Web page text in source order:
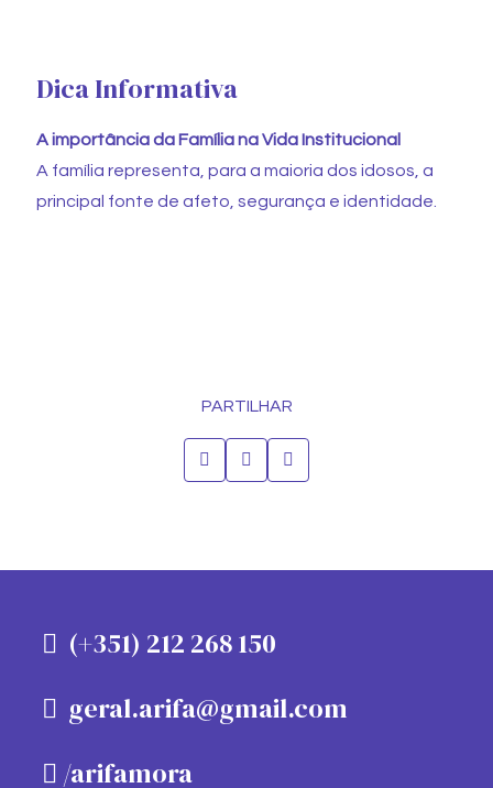
Dica Informativa
A importância da Família na Vida Institucional
A família representa, para a maioria dos idosos, a
principal fonte de afeto, segurança e identidade.
PARTILHAR
(+351) 212 268 150
geral.arifa@gmail.com
/arifamora